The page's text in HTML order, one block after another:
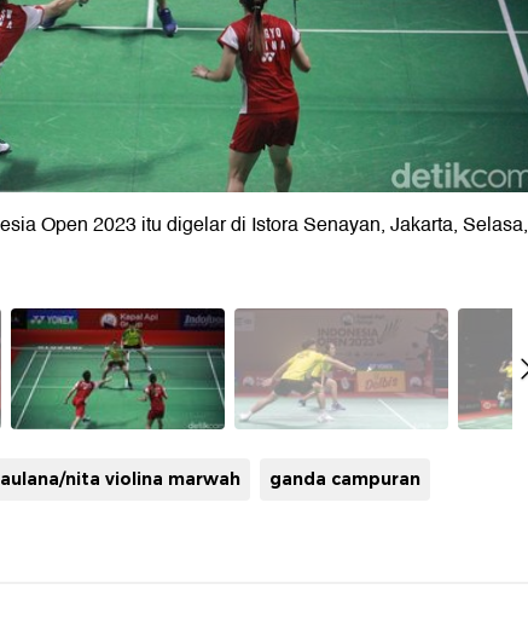
Open 2023 itu digelar di Istora Senayan, Jakarta, Selasa,
nita violina marwah ganda campuran